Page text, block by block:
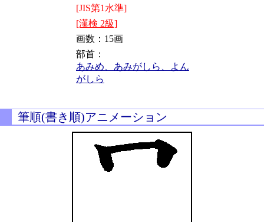
[JIS第1水準]
[漢検 2級]
画数：15画
部首：
あみめ、あみがしら、よん
がしら
筆順(書き順)アニメーション